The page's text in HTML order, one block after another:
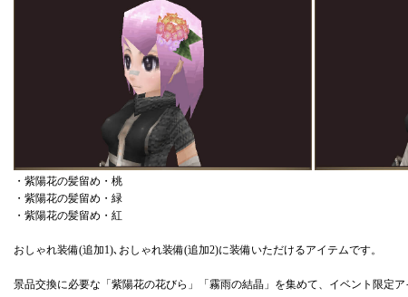
・紫陽花の髪留め・桃
・紫陽花の髪留め・緑
・紫陽花の髪留め・紅
おしゃれ装備(追加1)､おしゃれ装備(追加2)に装備いただけるアイテムです。
景品交換に必要な「紫陽花の花びら」「霧雨の結晶」を集めて、イベント限定ア